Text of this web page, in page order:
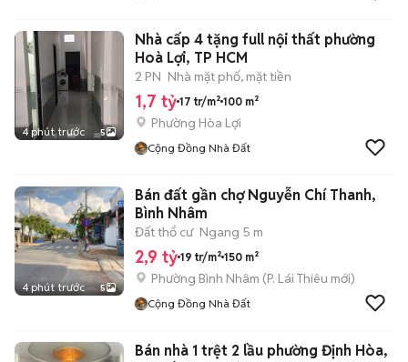
4 phút trước 5
Nhà cấp 4 tặng full nội thất phường
Hoà Lợi, TP HCM
2 PN Nhà mặt phố, mặt tiền
1,7 tỷ 17 tr/m² 100 m²
Phường Hòa Lợi
Cộng Đồng Nhà Đất
4 phút trước 5
Bán đất gần chợ Nguyễn Chí Thanh,
Bình Nhâm
Đất thổ cư Ngang 5 m
2,9 tỷ 19 tr/m² 150 m²
Phường Bình Nhâm (P. Lái Thiêu mới)
Cộng Đồng Nhà Đất
Bán nhà 1 trệt 2 lầu phường Định Hòa,